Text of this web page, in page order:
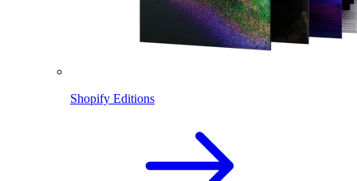
Shopify Editions